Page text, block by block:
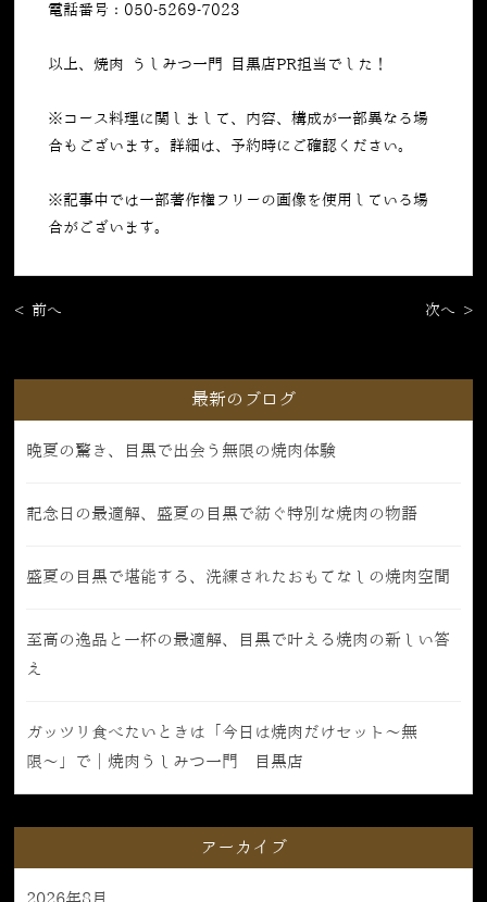
電話番号：050-5269-7023
以上、焼肉 うしみつ一門 目黒店PR担当でした！
※コース料理に関しまして、内容、構成が一部異なる場
合もございます。詳細は、予約時にご確認ください。
※記事中では一部著作権フリーの画像を使用している場
合がございます。
< 前へ 次へ >
最新のブログ
晩夏の驚き、目黒で出会う無限の焼肉体験
記念日の最適解、盛夏の目黒で紡ぐ特別な焼肉の物語
盛夏の目黒で堪能する、洗練されたおもてなしの焼肉空間
至高の逸品と一杯の最適解、目黒で叶える焼肉の新しい答
え
ガッツリ食べたいときは「今日は焼肉だけセット〜無
限〜」で｜焼肉うしみつ一門 目黒店
アーカイブ